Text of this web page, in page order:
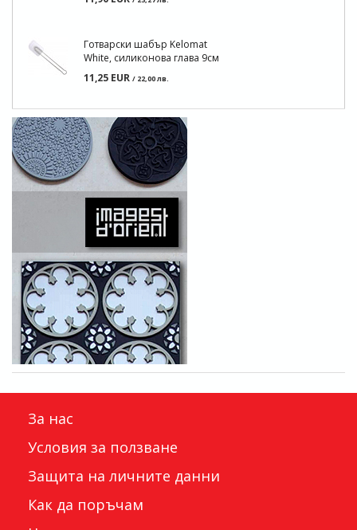
Готварски шабър Kelomat
White, силиконова глава 9см
11,25 EUR / 22,00 лв.
За нас
Условия за ползване
Защита на личните данни
Как да поръчам